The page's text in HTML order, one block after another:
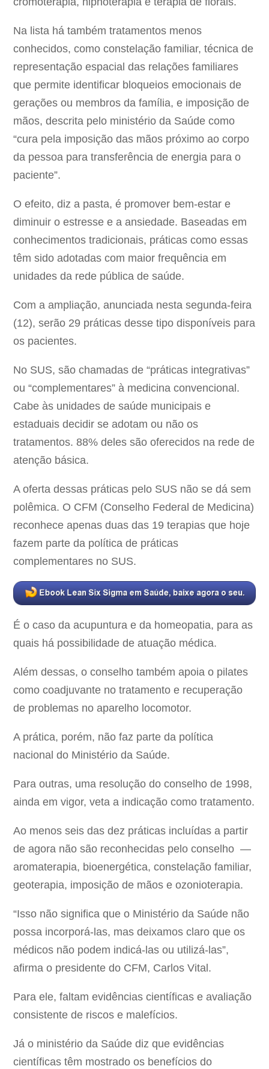
Na lista há também tratamentos menos
conhecidos, como constelação familiar, técnica de
representação espacial das relações familiares
que permite identificar bloqueios emocionais de
gerações ou membros da família, e imposição de
mãos, descrita pelo ministério da Saúde como
“cura pela imposição das mãos próximo ao corpo
da pessoa para transferência de energia para o
paciente”.
O efeito, diz a pasta, é promover bem-estar e
diminuir o estresse e a ansiedade. Baseadas em
conhecimentos tradicionais, práticas como essas
têm sido adotadas com maior frequência em
unidades da rede pública de saúde.
Com a ampliação, anunciada nesta segunda-feira
(12), serão 29 práticas desse tipo disponíveis para
os pacientes.
No SUS, são chamadas de “práticas integrativas”
ou “complementares” à medicina convencional.
Cabe às unidades de saúde municipais e
estaduais decidir se adotam ou não os
tratamentos. 88% deles são oferecidos na rede de
atenção básica.
A oferta dessas práticas pelo SUS não se dá sem
polêmica. O CFM (Conselho Federal de Medicina)
reconhece apenas duas das 19 terapias que hoje
fazem parte da política de práticas
complementares no SUS.
É o caso da acupuntura e da homeopatia, para as
quais há possibilidade de atuação médica.
Além dessas, o conselho também apoia o pilates
como coadjuvante no tratamento e recuperação
de problemas no aparelho locomotor.
A prática, porém, não faz parte da política
nacional do Ministério da Saúde.
Para outras, uma resolução do conselho de 1998,
ainda em vigor, veta a indicação como tratamento.
Ao menos seis das dez práticas incluídas a partir
de agora não são reconhecidas pelo conselho —
aromaterapia, bioenergética, constelação familiar,
geoterapia, imposição de mãos e ozonioterapia.
“Isso não significa que o Ministério da Saúde não
possa incorporá-las, mas deixamos claro que os
médicos não podem indicá-las ou utilizá-las”,
afirma o presidente do CFM, Carlos Vital.
Para ele, faltam evidências científicas e avaliação
consistente de riscos e malefícios.
Já o ministério da Saúde diz que evidências
científicas têm mostrado os benefícios do